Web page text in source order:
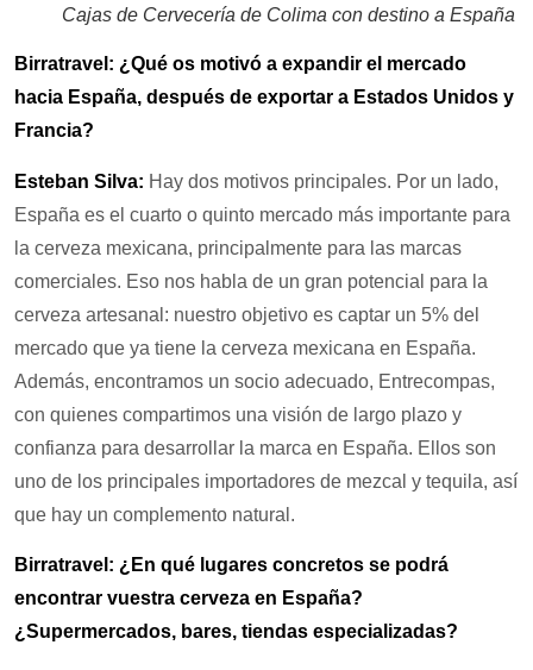
Cajas de Cervecería de Colima con destino a España
Birratravel: ¿Qué os motivó a expandir el mercado
hacia España, después de exportar a Estados Unidos y
Francia?
Esteban Silva: Hay dos motivos principales. Por un lado,
España es el cuarto o quinto mercado más importante para
la cerveza mexicana, principalmente para las marcas
comerciales. Eso nos habla de un gran potencial para la
cerveza artesanal: nuestro objetivo es captar un 5% del
mercado que ya tiene la cerveza mexicana en España.
Además, encontramos un socio adecuado, Entrecompas,
con quienes compartimos una visión de largo plazo y
confianza para desarrollar la marca en España. Ellos son
uno de los principales importadores de mezcal y tequila, así
que hay un complemento natural.
Birratravel: ¿En qué lugares concretos se podrá
encontrar vuestra cerveza en España?
¿Supermercados, bares, tiendas especializadas?